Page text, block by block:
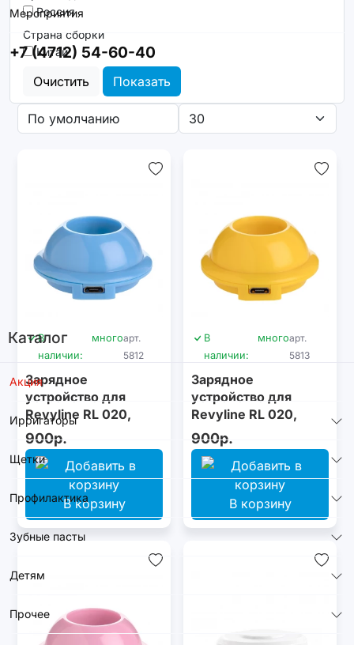
Мероприятия
+7 (4712) 54-60-40
Каталог
Акция
Ирригаторы
Щетки
Профилактика
Зубные пасты
Детям
Прочее
Россия
Страна сборки
Китай
Очистить Показать
В
наличии:
многоарт.
5812
Зарядное
устройство для
Revyline RL 020,
синее
900р.
В корзину
В
наличии:
многоарт.
5813
Зарядное
устройство для
Revyline RL 020,
жёлтое
900р.
В корзину